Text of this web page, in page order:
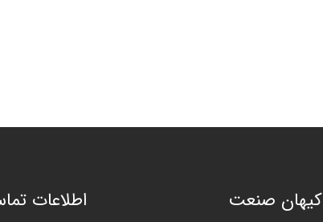
کیهان صنعت اطلاعات